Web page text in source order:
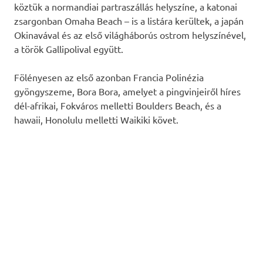
köztük a normandiai partraszállás helyszíne, a katonai
zsargonban Omaha Beach – is a listára kerültek, a japán
Okinavával és az első világháborús ostrom helyszínével,
a török Gallipolival együtt.
Fölényesen az első azonban Francia Polinézia
gyöngyszeme, Bora Bora, amelyet a pingvinjeiről híres
dél-afrikai, Fokváros melletti Boulders Beach, és a
hawaii, Honolulu melletti Waikiki követ.